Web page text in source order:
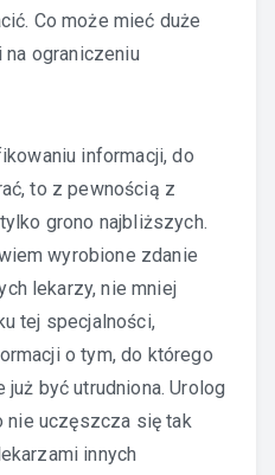
Co może mieć duże
ograniczeniu
informacji, do
to z pewnością z
grono najbliższych.
wyrobione zdanie
lekarzy, nie mniej
tej specjalności,
o tym, do którego
być utrudniona. Urolog
nie uczęszcza się tak
innych